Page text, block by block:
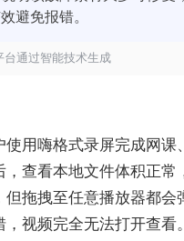
避免报错。
台通过智能技术生成
使用嗨格式录屏完成网课
，查看本地文件体积正常
但拖拽至任意播放器都会
，视频完全无法打开查看